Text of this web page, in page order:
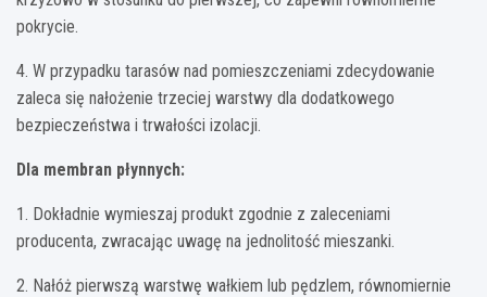
pokrycie.
4. W przypadku tarasów nad pomieszczeniami zdecydowanie
zaleca się nałożenie trzeciej warstwy dla dodatkowego
bezpieczeństwa i trwałości izolacji.
Dla membran płynnych:
1. Dokładnie wymieszaj produkt zgodnie z zaleceniami
producenta, zwracając uwagę na jednolitość mieszanki.
2. Nałóż pierwszą warstwę wałkiem lub pędzlem, równomiernie